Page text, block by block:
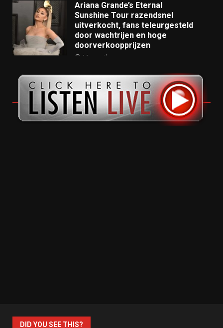
Ariana Grande’s Eternal
Sunshine Tour razendsnel
uitverkocht, fans teleurgesteld
door wachtrijen en hoge
doorverkoopprijzen
11 months ago
DID YOU SEE THIS?